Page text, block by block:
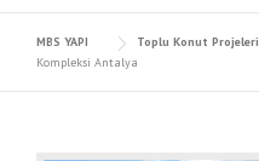
MBS YAPI Toplu Konut Projeleri
Kompleksi Antalya